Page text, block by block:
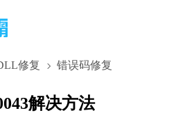
修复 错误码修复
解决方法